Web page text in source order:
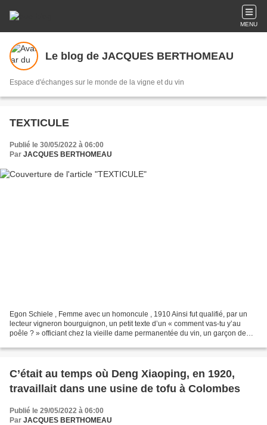
MENU
Le blog de JACQUES BERTHOMEAU
Espace d'échanges sur le monde de la vigne et du vin
TEXTICULE
Publié le 30/05/2022 à 06:00
Par JACQUES BERTHOMEAU
Egon Schiele , Femme avec un homoncule , 1910 Ainsi fut qualifié, par un
lecteur vigneron bourguignon, un petit texte d’un « comment vas-tu y’au
poêle ? » officiant chez la vieille dame permanentée du vin, un garçon de
C’était au temps où Deng Xiaoping, en 1920,
travaillait dans une usine de tofu à Colombes
Publié le 29/05/2022 à 06:00
Par JACQUES BERTHOMEAU